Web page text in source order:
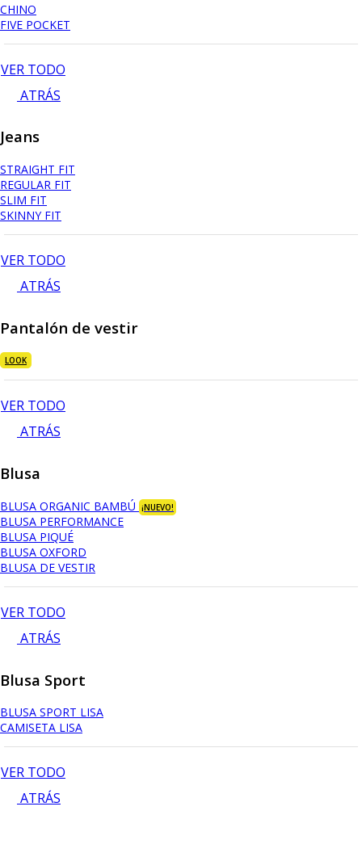
CHINO
FIVE POCKET
VER TODO
ATRÁS
Jeans
STRAIGHT FIT
REGULAR FIT
SLIM FIT
SKINNY FIT
VER TODO
ATRÁS
Pantalón de vestir
LOOK
VER TODO
ATRÁS
Blusa
BLUSA ORGANIC BAMBÚ ¡NUEVO!
BLUSA PERFORMANCE
BLUSA PIQUÉ
BLUSA OXFORD
BLUSA DE VESTIR
VER TODO
ATRÁS
Blusa Sport
BLUSA SPORT LISA
CAMISETA LISA
VER TODO
ATRÁS